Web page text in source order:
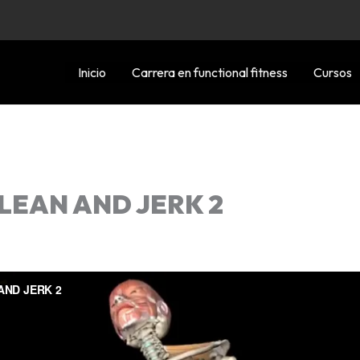
Inicio
Carrera en functional fitness Cursos
AND JERK 2